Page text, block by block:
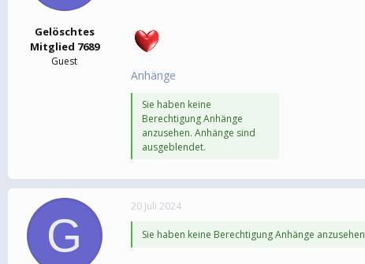
Gelöschtes
Mitglied 7689
Guest
Anhänge
Sie haben keine
Berechtigung Anhänge
anzusehen. Anhänge sind
ausgeblendet.
G
20 Juli 2024
Sie haben keine Berechtigung Anhänge